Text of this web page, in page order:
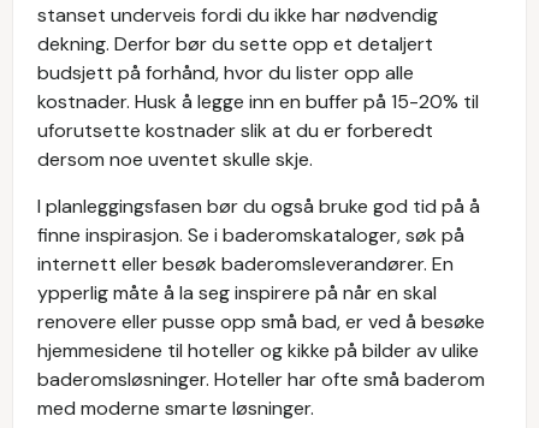
stanset underveis fordi du ikke har nødvendig
dekning. Derfor bør du sette opp et detaljert
budsjett på forhånd, hvor du lister opp alle
kostnader. Husk å legge inn en buffer på 15-20% til
uforutsette kostnader slik at du er forberedt
dersom noe uventet skulle skje.
I planleggingsfasen bør du også bruke god tid på å
finne inspirasjon. Se i baderomskataloger, søk på
internett eller besøk baderomsleverandører. En
ypperlig måte å la seg inspirere på når en skal
renovere eller pusse opp små bad, er ved å besøke
hjemmesidene til hoteller og kikke på bilder av ulike
baderomsløsninger. Hoteller har ofte små baderom
med moderne smarte løsninger.